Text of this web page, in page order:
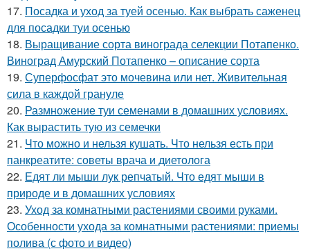
17. Посадка и уход за туей осенью. Как выбрать саженец
для посадки туи осенью
18. Выращивание сорта винограда селекции Потапенко.
Виноград Амурский Потапенко – описание сорта
19. Суперфосфат это мочевина или нет. Живительная
сила в каждой грануле
20. Размножение туи семенами в домашних условиях.
Как вырастить тую из семечки
21. Что можно и нельзя кушать. Что нельзя есть при
панкреатите: советы врача и диетолога
22. Едят ли мыши лук репчатый. Что едят мыши в
природе и в домашних условиях
23. Уход за комнатными растениями своими руками.
Особенности ухода за комнатными растениями: приемы
полива (с фото и видео)